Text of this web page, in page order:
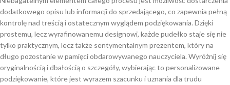
dodatkowego opisu lub informacji do sprzedającego, co zapewnia pełną
kontrolę nad treścią i ostatecznym wyglądem podziękowania. Dzięki
prostemu, lecz wyrafinowanemu designowi, każde pudełko staje się nie
tylko praktycznym, lecz także sentymentalnym prezentem, który na
długo pozostanie w pamięci obdarowywanego nauczyciela. Wyróżnij się
oryginalnością i dbałością o szczegóły, wybierając to personalizowane
podziękowanie, które jest wyrazem szacunku i uznania dla trudu